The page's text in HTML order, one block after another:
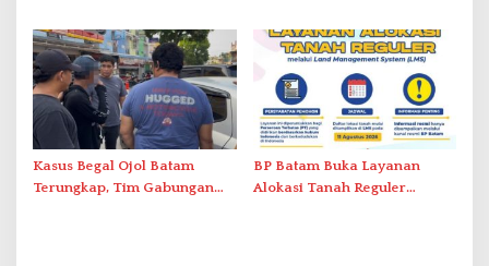
Pelayanan Kefarmasian
Administrasi ke Pusat
Kasus Begal Ojol Batam
Terungkap, Tim Gabungan
BP Batam Buka Layanan
Alokasi Tanah Reguler